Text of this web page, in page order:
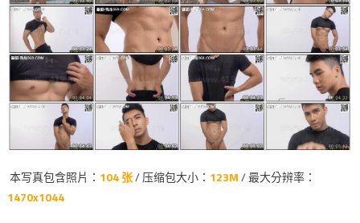
本写真包含照片： 104 张/ 压缩包大小： 123M/ 最大分辨率：
1470x1044